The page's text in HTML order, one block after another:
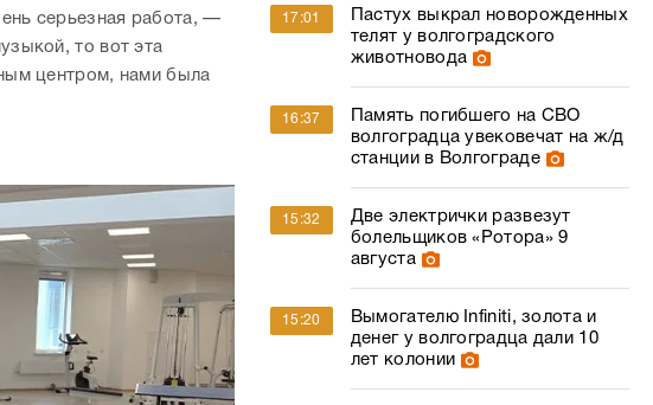
серьезная работа, —
то вот эта
центром, нами была
17:01
Пастух выкрал новорожденных
телят у волгоградского
животновода
16:37
Память погибшего на СВО
волгоградца увековечат на ж/д
станции в Волгограде
15:32
Две электрички развезут
болельщиков «Ротора» 9
августа
15:20
Вымогателю Infiniti, золота и
денег у волгоградца дали 10
лет колонии